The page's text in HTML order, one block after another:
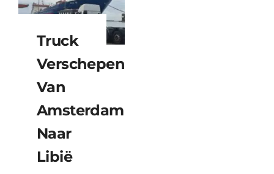
Truck
Verschepen
Van
Amsterdam
Naar
Libië